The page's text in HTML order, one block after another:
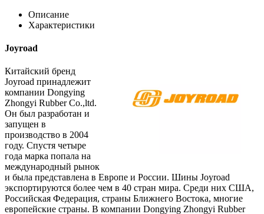
Описание
Характеристики
Joyroad
Китайский бренд
Joyroad принадлежит
компании Dongying
Zhongyi Rubber Co.,ltd.
Он был разработан и
запущен в
производство в 2004
году. Спустя четыре
года марка попала на
международный рынок
и была представлена в Европе и России. Шины Joyroad
экспортируются более чем в 40 стран мира. Среди них США,
Российская Федерация, страны Ближнего Востока, многие
европейские страны. В компании Dongying Zhongyi Rubber